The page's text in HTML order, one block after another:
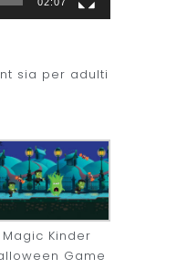
sia per adulti
Magic Kinder
Game